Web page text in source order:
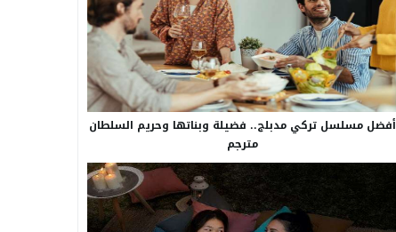
أفضل مسلسل تركي مدبلج.. فضيلة وبناتها وحريم السلطان
مترجم